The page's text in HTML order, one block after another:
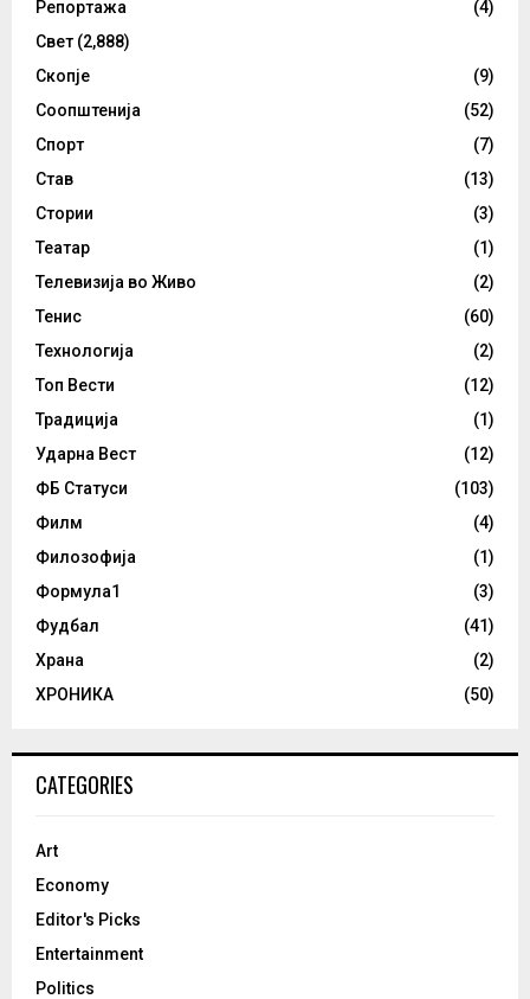
Репортажа
(4)
Свет (2,888)
Скопје
(9)
Соопштенија
(52)
Спорт
(7)
Став
(13)
Стории
(3)
Театар
(1)
Телевизија во Живо
(2)
Тенис
(60)
Технологија
(2)
Топ Вести
(12)
Традиција
(1)
Ударна Вест
(12)
ФБ Статуси
(103)
Филм
(4)
Филозофија
(1)
Формула1
(3)
Фудбал
(41)
Храна
(2)
ХРОНИКА
(50)
CATEGORIES
Art
Economy
Editor's Picks
Entertainment
Politics